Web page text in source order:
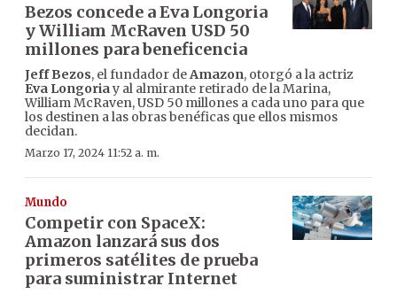
Bezos concede a Eva Longoria
y William McRaven USD 50
millones para beneficencia
Jeff Bezos, el fundador deAmazon, otorgó a la actriz
Eva Longoriay al almirante retirado de la Marina,
William McRaven, USD 50 millones a cada uno para que
los destinen a las obras benéficas que ellos mismos
decidan.
Marzo 17, 2024 11:52 a. m.
Mundo
Competir con SpaceX:
Amazon lanzará sus dos
primeros satélites de prueba
para suministrar Internet